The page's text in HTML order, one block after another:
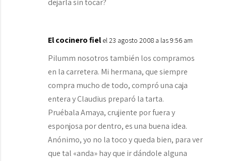
dejarla sin tocar?
El cocinero fiel el 23 agosto 2008 a las 9:56 am
Pilumm nosotros también los compramos
en la carretera. Mi hermana, que siempre
compra mucho de todo, compró una caja
entera y Claudius preparó la tarta.
Pruébala Amaya, crujiente por fuera y
esponjosa por dentro, es una buena idea.
Anónimo, yo no la toco y queda bien, para ver
que tal «anda» hay que ir dándole alguna